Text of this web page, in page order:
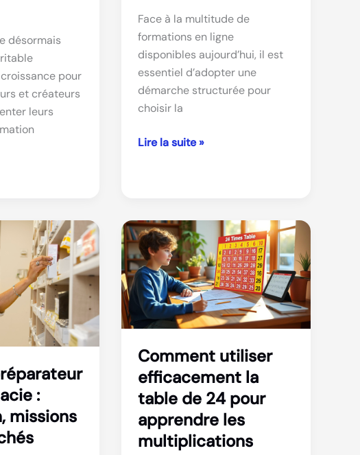
désormais
pour
et créateurs
leurs
Face à la multitude de
formations en ligne
disponibles aujourd’hui, il est
essentiel d’adopter une
démarche structurée pour
choisir la
Formation
choisir
la
meilleure
option
pour
progresser
Lire la suite »
:
missions
Comment utiliser
efficacement la
table de 24 pour
apprendre les
multiplications